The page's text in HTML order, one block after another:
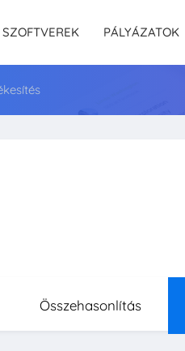
SZOFTVEREK PÁLYÁZATOK
Összehasonlítás